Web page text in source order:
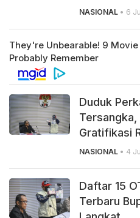
NASIONAL • 6
Duduk
Tersangka,
Gratifikasi
NASIONAL • 4
Daftar 15
Terbaru